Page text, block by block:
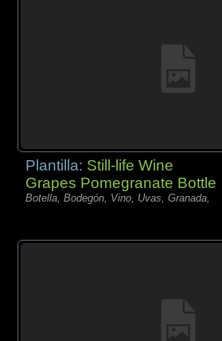
Plantilla: Still-life Wine
Grapes Pomegranate Bottle
Botella, Bodegón, Vino, Uvas, Granada,